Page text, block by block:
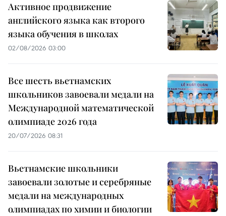
Активное продвижение
английского языка как второго
языка обучения в школах
02/08/2026 03:00
Все шесть вьетнамских
школьников завоевали медали на
Международной математической
олимпиаде 2026 года
20/07/2026 08:31
Вьетнамские школьники
завоевали золотые и серебряные
медали на международных
олимпиадах по химии и биологии